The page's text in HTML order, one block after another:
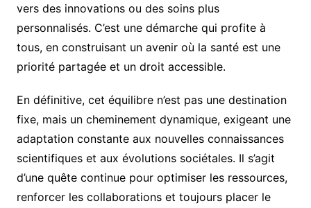
vers des innovations ou des soins plus
personnalisés. C’est une démarche qui profite à
tous, en construisant un avenir où la santé est une
priorité partagée et un droit accessible.
En définitive, cet équilibre n’est pas une destination
fixe, mais un cheminement dynamique, exigeant une
adaptation constante aux nouvelles connaissances
scientifiques et aux évolutions sociétales. Il s’agit
d’une quête continue pour optimiser les ressources,
renforcer les collaborations et toujours placer le